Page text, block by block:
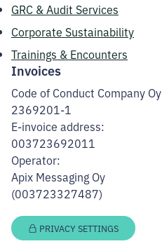
GRC & Audit Services
Corporate Sustainability
Trainings & Encounters
Invoices
Code of Conduct Company Oy
2369201-1
E-invoice address:
003723692011
Operator:
Apix Messaging Oy
(003723327487)
PRIVACY SETTINGS